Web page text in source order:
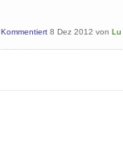
Kommentiert 8 Dez 2012 von Lu